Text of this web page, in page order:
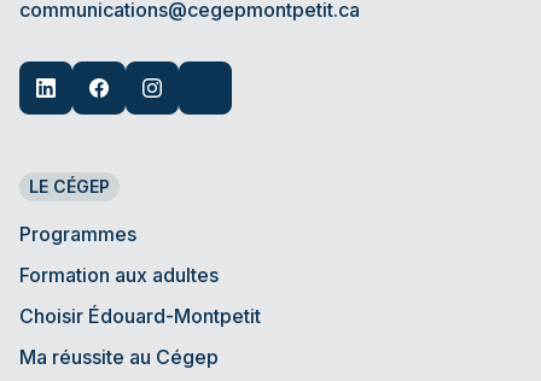
communications@cegepmontpetit.ca
LE CÉGEP
Programmes
Formation aux adultes
Choisir Édouard-Montpetit
Ma réussite au Cégep